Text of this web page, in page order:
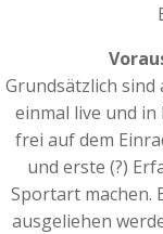
Grundsätzlich
einmal live und in
frei auf dem
und erste (?)
Sportart machen.
ausgeliehen